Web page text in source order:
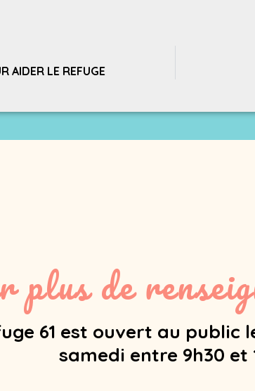
AIDER LE REFUGE
plus de
61 est ouvert au public
samedi entre 9h30 et